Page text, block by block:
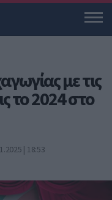
με τις
το 2024 στο
| 18:53